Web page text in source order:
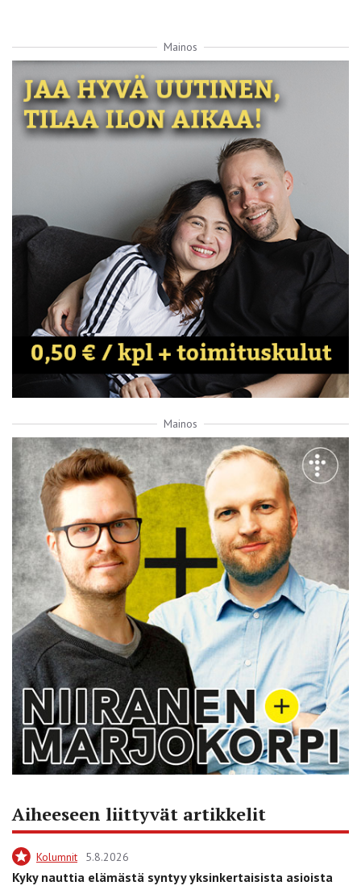
Mainos
Mainos
Aiheeseen liittyvät artikkelit
Kolumnit 5.8.2026
Kyky nauttia elämästä syntyy yksinkertaisista asioista